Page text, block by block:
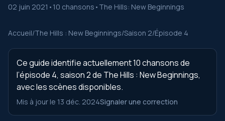
02 juin 2021 • 10 chansons • The Hills: New Beginnings
Accueil/The Hills : New Beginnings/Saison 2/Épisode 4
Ce guide identifie actuellement 10 chansons de
l’épisode 4, saison 2 de The Hills : New Beginnings,
avec les scènes disponibles.
Mis à jour le 13 déc. 2024Signaler une correction